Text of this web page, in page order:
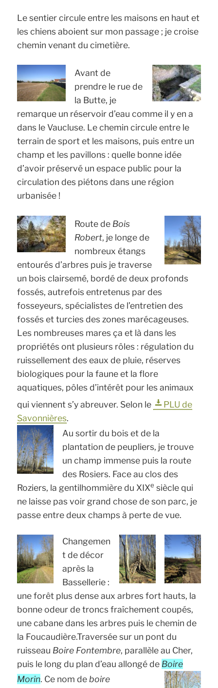
Le sentier circule entre les maisons en haut et
les chiens aboient sur mon passage ; je croise
chemin venant du cimetière.
Avant de
prendre le rue de
la Butte, je
remarque un réservoir d’eau comme il y en a
dans le Vaucluse. Le chemin circule entre le
terrain de sport et les maisons, puis entre un
champ et les pavillons : quelle bonne idée
d’avoir préservé un espace public pour la
circulation des piétons dans une région
urbanisée !
Route de Bois
Robert, je longe de
nombreux étangs
entourés d’arbres puis je traverse
un bois clairsemé, bordé de deux profonds
fossés, autrefois entretenus par des
fosseyeurs, spécialistes de l’entretien des
fossés et turcies des zones marécageuses.
Les nombreuses mares ça et là dans les
propriétés ont plusieurs rôles : régulation du
ruissellement des eaux de pluie, réserves
biologiques pour la faune et la flore
aquatiques, pôles d’intérêt pour les animaux
qui viennent s’y abreuver. Selon le
PLU de
Savonnières.
Au sortir du bois et de la
plantation de peupliers, je trouve
un champ immense puis la route
des Rosiers. Face au clos des
Roziers, la gentilhommière du XIXe siècle qui
ne laisse pas voir grand chose de son parc, je
passe entre deux champs à perte de vue.
Changemen
t de décor
après la
Bassellerie :
une forêt plus dense aux arbres fort hauts, la
bonne odeur de troncs fraîchement coupés,
une cabane dans les arbres puis le chemin de
la Foucaudière.Traversée sur un pont du
ruisseau Boire Fontembre, parallèle au Cher,
puis le long du plan d’eau allongé de Boire
Morin. Ce nom deboire